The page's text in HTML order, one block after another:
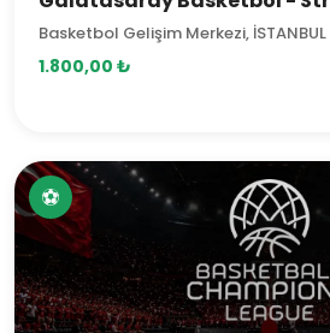
Basketbol Gelişim Merkezi, İSTANBUL
1.800,00 ₺
⚽